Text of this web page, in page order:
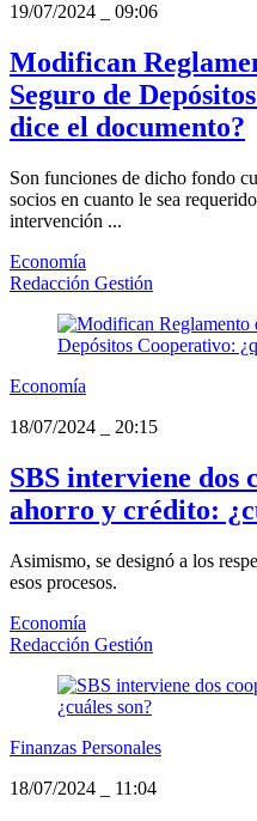
19/07/2024
09:06
Modifican
Seguro de
dice el documento?
Son funciones de dicho fondo
socios en cuanto le sea
intervención ...
Economía
Redacción Gestión
Economía
18/07/2024
20:15
SBS interviene dos
ahorro y crédito:
Asimismo, se designó a los
esos procesos.
Economía
Redacción Gestión
Finanzas Personales
18/07/2024
11:04